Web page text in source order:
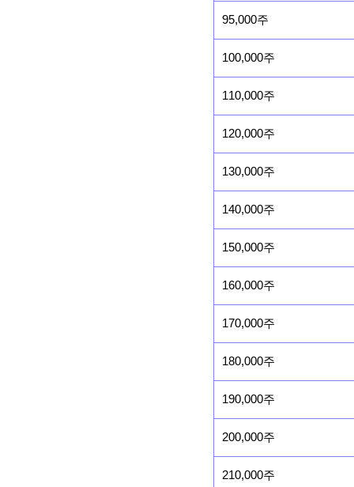
95,000주
100,000주
110,000주
120,000주
130,000주
140,000주
150,000주
160,000주
170,000주
180,000주
190,000주
200,000주
210,000주